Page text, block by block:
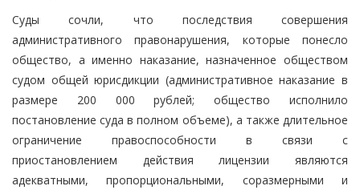
Суды сочли, что последствия совершения
административного правонарушения, которые понесло
общество, а именно наказание, назначенное обществом
судом общей юрисдикции (административное наказание в
размере 200 000 рублей; общество исполнило
постановление суда в полном объеме), а также длительное
ограничение правоспособности в связи с
приостановлением действия лицензии являются
адекватными, пропорциональными, соразмерными и